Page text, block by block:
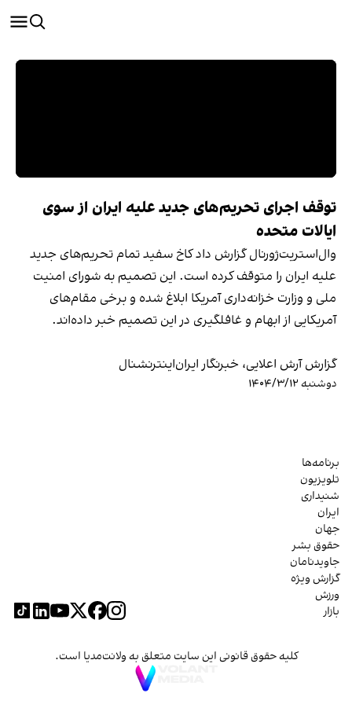
توقف اجرای تحریم‌های جدید علیه ایران از سوی
ایالات متحده
وال‌استریت‌ژورنال گزارش داد کاخ سفید تمام تحریم‌های جدید
علیه ایران را متوقف کرده است. این تصمیم به شورای امنیت
ملی و وزارت خزانه‌داری آمریکا ابلاغ شده و برخی مقام‌های
آمریکایی از ابهام و غافلگیری در این تصمیم خبر داده‌اند.
گزارش آرش اعلایی، خبرنگار ایران‌اینترنشنال
دوشنبه ۱۴۰۴/۳/۱۲
برنامه‌ها
تلویزیون
شنیداری
ایران
جهان
حقوق بشر
جاویدنامان
گزارش ویژه
ورزش
بازار
کلیه حقوق قانونی این سایت متعلق به ولانت‌مدیا است.